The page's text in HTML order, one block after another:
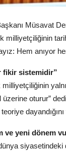
Müsavat
milliyetçiliğinin
Hem anıyor
fikir sistemidir”
oturur”
ve yeni dönem